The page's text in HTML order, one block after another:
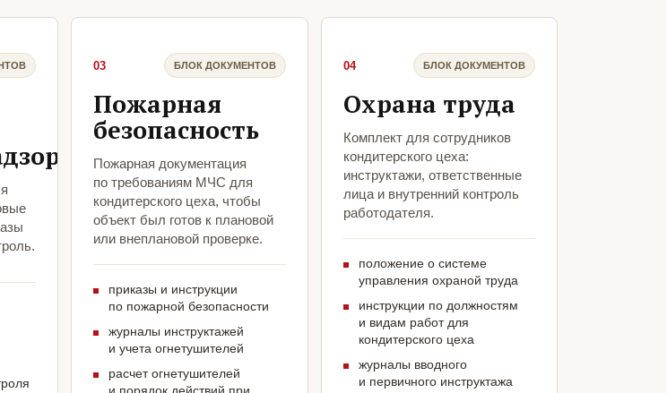
03 БЛОК ДОКУМЕНТОВ
Пожарная
безопасность
Пожарная документация
по требованиям МЧС для
кондитерского цеха, чтобы
объект был готов к плановой
или внеплановой проверке.
приказы и инструкции
по пожарной безопасности
журналы инструктажей
и учета огнетушителей
расчет огнетушителей
04 БЛОК ДОКУМЕНТОВ
Охрана труда
Комплект для сотрудников
кондитерского цеха:
инструктажи, ответственные
лица и внутренний контроль
работодателя.
положение о системе
управления охраной труда
инструкции по должностям
и видам работ для
кондитерского цеха
журналы вводного
и первичного инструктажа